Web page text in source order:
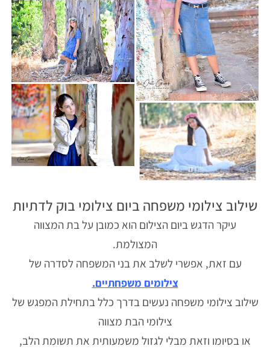
שילוב צילומי משפחה ביום צילומי בוק לדתיות
עיקר הדגש ביום הצילום הוא כמובן על בת המצווה
המצולמת.
עם זאת, אפשרי לשלב את בני המשפחה לסדרה של
צילומים משפחתיים.
שילוב צילומי משפחה נעשים בדרך כלל בתחילת המפגש של
צילומי הבת מצווה
או בסיומו וזאת מבלי לגזול משמעותית את תשומת הלב,